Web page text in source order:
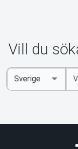
Vill du
Ange
sökord
Select
Country